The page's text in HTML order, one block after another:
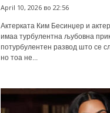
April 10, 2026 во 22:56
Актерката Ким Бесинџер и
имаа турбулентна љубовна
потурбулентен развод што се
но тоа не...